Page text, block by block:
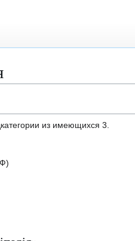
из имеющихся 3.